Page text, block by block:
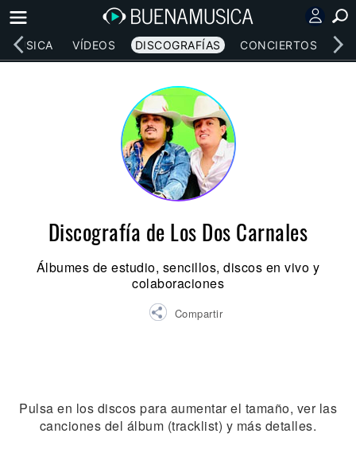
MÚSICA VÍDEOS DISCOGRAFÍAS CONCIERTOS
Discografía de Los Dos Carnales
Álbumes de estudio, sencillos, discos en vivo y
colaboraciones
Compartir
Pulsa en los discos para aumentar el tamaño, ver las
canciones del álbum (tracklist) y más detalles.